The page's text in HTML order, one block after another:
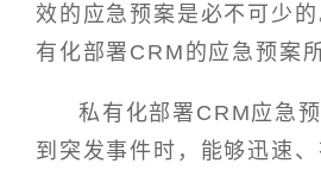
效的应急预案是必不可少
有化部署CRM的应急预案
私有化部署CRM应急
到突发事件时，能够迅速、